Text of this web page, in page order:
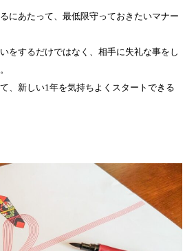
にあたって、最低限守っておきたいマナー
をするだけではなく、相手に失礼な事をし
、新しい1年を気持ちよくスタートできる